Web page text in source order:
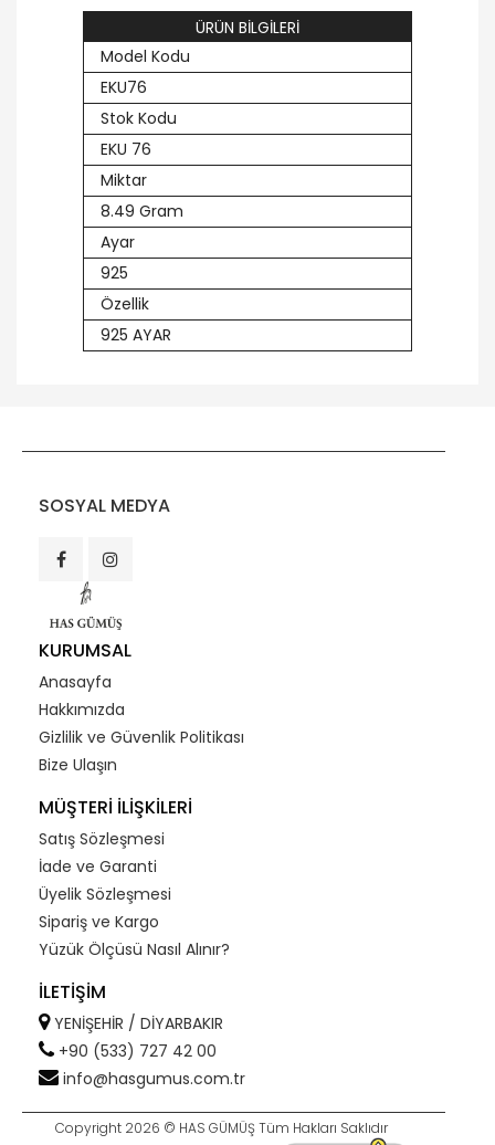
ÜRÜN BİLGİLERİ
Model Kodu
EKU76
Stok Kodu
EKU 76
Miktar
8.49 Gram
Ayar
925
Özellik
925 AYAR
SOSYAL MEDYA
KURUMSAL
Anasayfa
Hakkımızda
Gizlilik ve Güvenlik Politikası
Bize Ulaşın
MÜŞTERİ İLİŞKİLERİ
Satış Sözleşmesi
İade ve Garanti
Üyelik Sözleşmesi
Sipariş ve Kargo
Yüzük Ölçüsü Nasıl Alınır?
İLETİŞİM
YENİŞEHİR / DİYARBAKIR
+90 (533) 727 42 00
info@hasgumus.com.tr
Copyright 2026 © HAS GÜMÜŞ Tüm Hakları Saklıdır